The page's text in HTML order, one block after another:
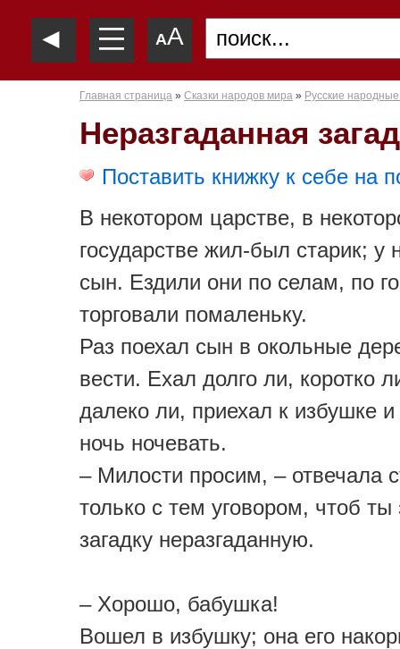
◄ —
—
— AA
Главная страница » Сказки народов мира » Русские народные
Неразгаданная
Поставить книжку к себе на
В некотором царстве, в
государстве жил-был старик; у
сын. Ездили они по селам, по
торговали помаленьку.
Раз поехал сын в окольные
вести. Ехал долго ли, коротко
далеко ли, приехал к избушке
ночь ночевать.
– Милости просим, – отвечала
только с тем уговором, чтоб ты
загадку неразгаданную.
– Хорошо, бабушка!
Вошел в избушку; она его